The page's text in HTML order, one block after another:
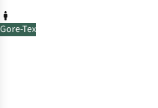
Gore-Tex